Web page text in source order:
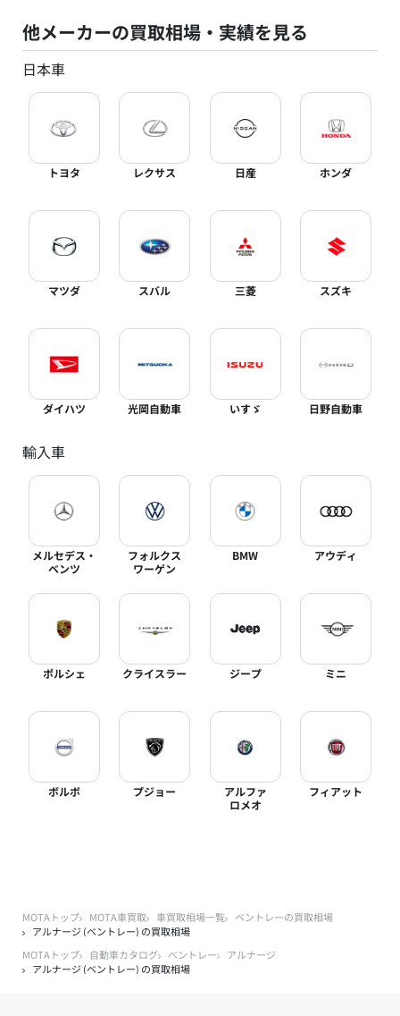
他メーカーの買取相場・実績を見る
日本車
トヨタ レクサス 日産 ホンダ
マツダ スバル 三菱 スズキ
ダイハツ 光岡自動車 いすゞ 日野自動車
輸入車
メルセデス・
ベンツ
フォルクス
ワーゲン
BMW アウディ
ポルシェ クライスラー ジープ ミニ
ボルボ プジョー
アルファ
ロメオ
フィアット
MOTAトップ MOTA車買取 車買取相場一覧
ベントレーの買取相場
アルナージ (ベントレー) の買取相場
MOTAトップ
自動車カタログ ベントレー
アルナージ
アルナージ (ベントレー) の買取相場